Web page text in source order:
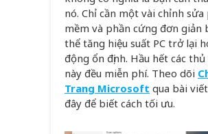
nó. Chỉ cần một vài chỉnh sửa
mềm và phần cứng đơn giản
thể tăng hiệu suất PC trở lại
động ổn định. Hầu hết các
này đều miễn phí. Theo dõi
Trang Microsoft qua bài
đây để biết cách tối ưu.